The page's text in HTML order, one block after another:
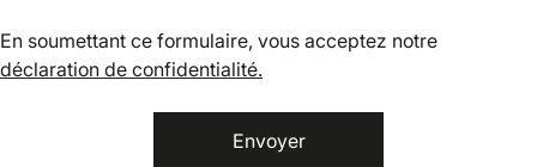
En soumettant ce formulaire, vous acceptez notre
déclaration de confidentialité.
Envoyer